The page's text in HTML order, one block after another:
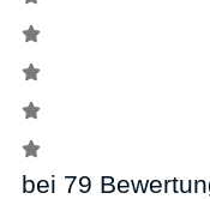
bei 79